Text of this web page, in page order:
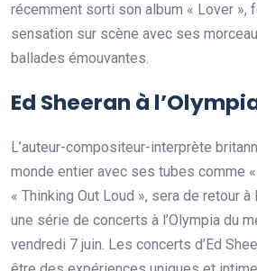
récemment sorti son album « Lover »,
sensation sur scène avec ses
ballades émouvantes.
Ed Sheeran à
L’auteur-compositeur-interprète
monde entier avec ses tubes comme
« Thinking Out Loud », sera de retour
une série de concerts à l’Olympia du
vendredi 7 juin. Les concerts d’Ed